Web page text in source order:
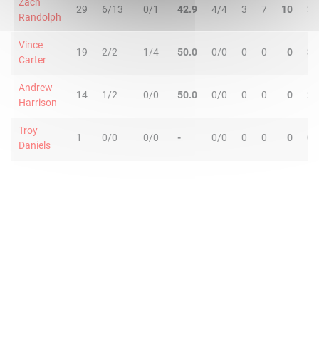
Randolph
29 6/13 0/1 42.9 4/4 3 7 10 3
Vince
Carter
19 2/2 1/4 50.0 0/0 0 0 0 3
Andrew
Harrison
14 1/2 0/0 50.0 0/0 0 0 0 2
Troy
Daniels
1 0/0 0/0 - 0/0 0 0 0 0